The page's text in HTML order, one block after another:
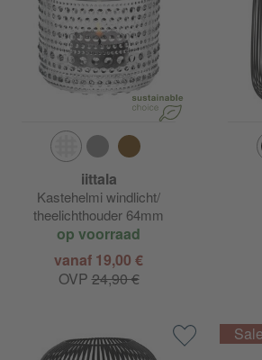
iittala
Kastehelmi windlicht/
theelichthouder 64mm
op voorraad
vanaf 19,00 €
OVP24,90 €